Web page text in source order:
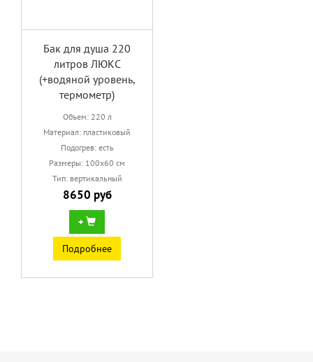
Бак для душа 220
литров ЛЮКС
(+водяной уровень,
термометр)
Объем: 220 л
Материал: пластиковый
Подогрев: есть
Размеры: 100х60 см
Тип: вертикальный
8650 руб
+
Подробнее